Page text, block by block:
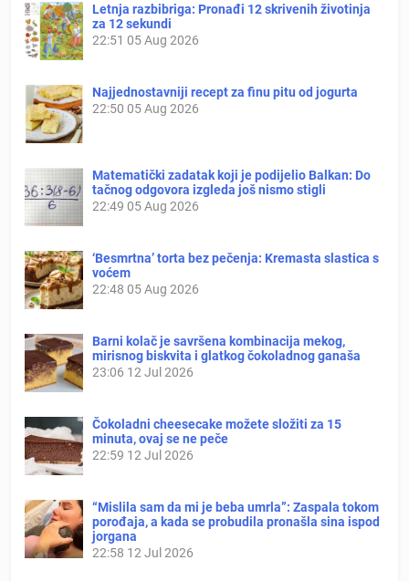
Letnja razbibriga: Pronađi 12 skrivenih životinja
za 12 sekundi
22:51 05 Aug 2026
Najjednostavniji recept za finu pitu od jogurta
22:50 05 Aug 2026
Matematički zadatak koji je podijelio Balkan: Do
tačnog odgovora izgleda još nismo stigli
22:49 05 Aug 2026
‘Besmrtna’ torta bez pečenja: Kremasta slastica s
voćem
22:48 05 Aug 2026
Barni kolač je savršena kombinacija mekog,
mirisnog biskvita i glatkog čokoladnog ganaša
23:06 12 Jul 2026
Čokoladni cheesecake možete složiti za 15
minuta, ovaj se ne peče
22:59 12 Jul 2026
“Mislila sam da mi je beba umrla”: Zaspala tokom
porođaja, a kada se probudila pronašla sina ispod
jorgana
22:58 12 Jul 2026